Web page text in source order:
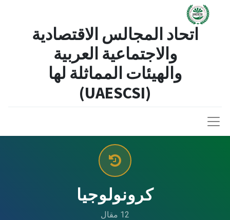
اتحاد المجالس الاقتصادية
والاجتماعية العربية
والهيئات المماثلة لها​
(UAESCSI)
كرونولوجيا
12 مقال​